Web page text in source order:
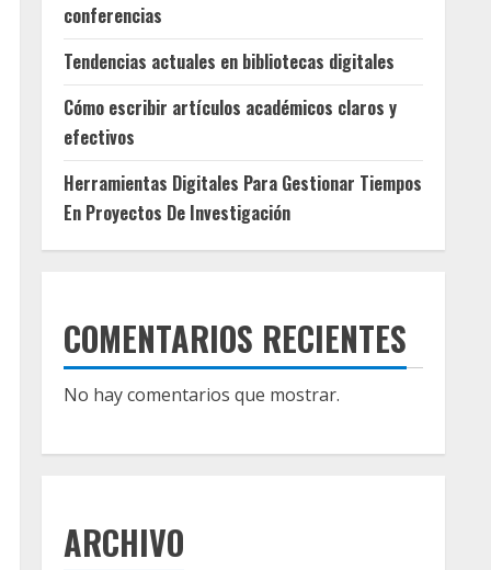
conferencias
Tendencias actuales en bibliotecas digitales
Cómo escribir artículos académicos claros y
efectivos
Herramientas Digitales Para Gestionar Tiempos
En Proyectos De Investigación
COMENTARIOS RECIENTES
No hay comentarios que mostrar.
ARCHIVO